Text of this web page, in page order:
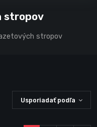
stropov
stropov
Usporiadať podľa